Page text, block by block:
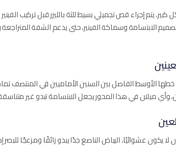
كبير، يتم إجراء قص تجميلي بسيط للثة بالليزر قبل تركيب
الابتسامة وسماكة الفينير، حتى يدعم الشفة المتراجعة
خطها الأوسط الفاصل بين السنين الأماميين في
وأي ميلان في هذا المحور يجعل الابتسامة تبدو غير
لا يكون عشوائيًا، البياض الناصع جدًا يبدو زائفًا ومزعجًا